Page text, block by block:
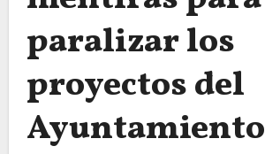
paralizar los
proyectos del
Ayuntamiento